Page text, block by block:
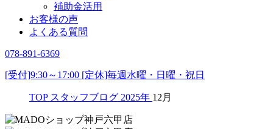
補助金活用
お客様の声
よくある質問
078-891-6369
[受付]9:30～17:00 [定休]毎週水曜・日曜・祝日
TOP スタッフブログ 2025年 12月